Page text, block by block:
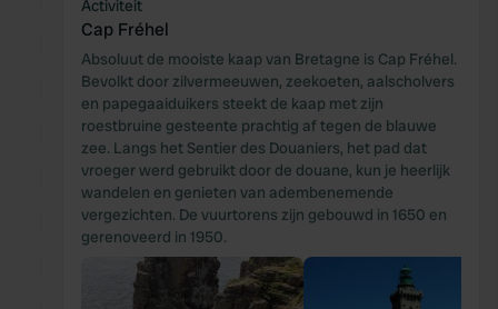
Activiteit
Cap Fréhel
Absoluut de mooiste kaap van Bretagne is Cap Fréhel.
Bevolkt door zilvermeeuwen, zeekoeten, aalscholvers
en papegaaiduikers steekt de kaap met zijn
roestbruine gesteente prachtig af tegen de blauwe
zee. Langs het Sentier des Douaniers, het pad dat
vroeger werd gebruikt door de douane, kun je heerlijk
wandelen en genieten van adembenemende
vergezichten. De vuurtorens zijn gebouwd in 1650 en
gerenoveerd in 1950.